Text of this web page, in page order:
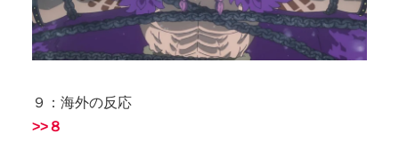
９：海外の反応
>>８